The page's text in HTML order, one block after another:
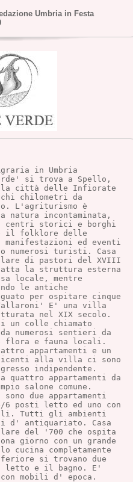
Umbria in Festa
in Umbria
si trova a Spello,
la città delle Infiorate
chilometri da
L'agriturismo è
natura incontaminata,
centri storici e borghi
il folklore delle
manifestazioni ed eventi
numerosi turisti. Casa
di pastori del XVIII
la struttura esterna
locale, mentre
le antiche
per ospitare cinque
E' una villa
nel XIX secolo.
un colle chiamato
numerosi sentieri da
flora e fauna locali.
appartamenti e un
alla villa ci sono
indipendente.
appartamenti da
salone comune.
due appartamenti
6 posti letto ed uno con
Tutti gli ambienti
d' antiquariato. Casa
del '700 che ospita
giorno con un grande
cucina completamente
si trovano due
letto e il bagno. E'
con mobili d' epoca.